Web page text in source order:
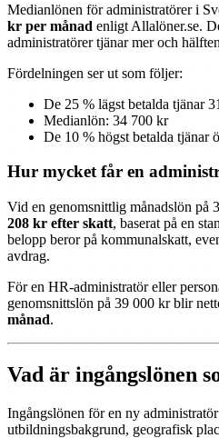
Medianlönen för administratörer i
kr per månad enligt Allalöner.se.
administratörer tjänar mer och
Fördelningen ser ut som följer:
De 25 % lägst betalda tjänar
Medianlön: 34 700 kr
De 10 % högst betalda tjänar
Hur mycket får en
Vid en genomsnittlig månadslön på
208 kr efter skatt, baserat på en
belopp beror på kommunalskatt,
avdrag.
För en HR-administratör eller
genomsnittslön på 39 000 kr blir
månad.
Vad är ingångslönen
Ingångslönen för en ny
utbildningsbakgrund, geografisk